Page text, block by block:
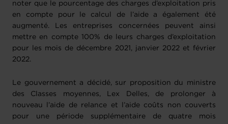
noter que le pourcentage des charges d’exploitation pris
en compte pour le calcul de l’aide a également été
augmenté. Les entreprises concernées peuvent ainsi
mettre en compte 100% de leurs charges d’exploitation
pour les mois de décembre 2021, janvier 2022 et février
2022.
Le gouvernement a décidé, sur proposition du ministre
des Classes moyennes, Lex Delles, de prolonger à
nouveau l’aide de relance et l’aide coûts non couverts
pour une période supplémentaire de quatre mois